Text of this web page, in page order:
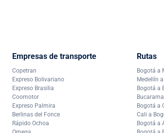
Empresas de transporte
Copetran
Expreso Bolivariano
Expreso Brasilia
Coomotor
Expreso Palmira
Berlinas del Fonce
Rápido Ochoa
Rutas
Bogotá a
Medellín
Bogotá a
Bogotá a
Cali a
Bogotá a